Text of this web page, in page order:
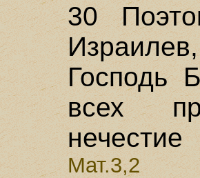
30
Господь
всех
Мат.3,2